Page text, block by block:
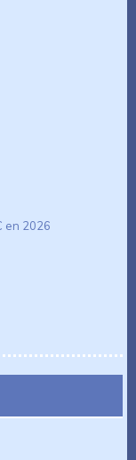
en 2026